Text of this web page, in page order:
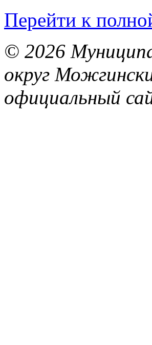
Перейти к
© 2026
округ
официальный